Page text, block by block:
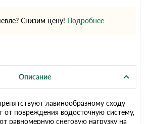
Снизим цену! Подробнее
Описание
лавинообразному сходу
от повреждения водосточную систему,
равномерную снеговую нагрузку на